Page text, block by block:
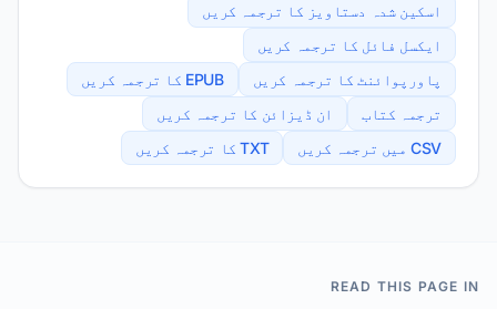
اسکین شدہ دستاویز کا ترجمہ کریں
ایکسل فائل کا ترجمہ کریں
پاورپوائنٹ کا ترجمہ کریں
EPUB کا ترجمہ کریں
ترجمہ کتاب
ان ڈیزائن کا ترجمہ کریں
CSV میں ترجمہ کریں
TXT کا ترجمہ کریں
READ THIS PAGE IN